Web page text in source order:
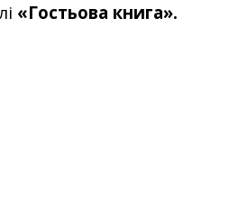
«Гостьова книга».